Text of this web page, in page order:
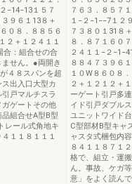
−14−13１５７
９６１13８＋
０８．８８５６
２＋１２４１１
合：組合せの合
せん。●両開き
４８スパンを超
出入口大型カ
戸マルチスラ
ゲートその他
組合せA型B型
レール式角地キ
１１８１１１
７６３．８５７
１−２−1−−7１２
７３８０１31８
８．８７１６０
２４１１−２
８８４７３９６
１０W８６０８
２＋１２１２＋
ーゲート引戸多
イド引戸ダブル
ユニットワイド
C型部材B型キャ
ャスタ式梱包内
８４１１８７１
格で、組立・運
ん。事故、ケガ
意」をよく読ん